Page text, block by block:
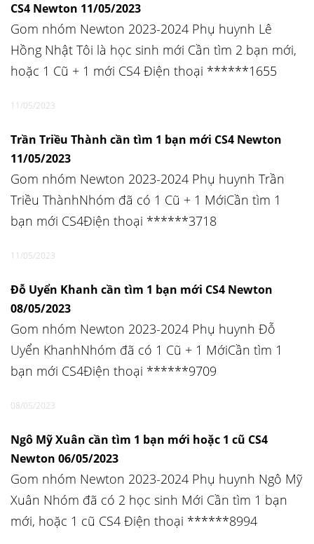
CS4 Newton 11/05/2023
Gom nhóm Newton 2023-2024 Phụ huynh Lê
Hồng Nhật Tôi là học sinh mới Cần tìm 2 bạn mới,
hoặc 1 Cũ + 1 mới CS4 Điện thoại ******1655
11/05/2023
Trần Triều Thành cần tìm 1 bạn mới CS4 Newton
11/05/2023
Gom nhóm Newton 2023-2024 Phụ huynh Trần
Triều ThànhNhóm đã có 1 Cũ + 1 MớiCần tìm 1
bạn mới CS4Điện thoại ******3718
11/05/2023
Đỗ Uyển Khanh cần tìm 1 bạn mới CS4 Newton
08/05/2023
Gom nhóm Newton 2023-2024 Phụ huynh Đỗ
Uyển KhanhNhóm đã có 1 Cũ + 1 MớiCần tìm 1
bạn mới CS4Điện thoại ******9709
08/05/2023
Ngô Mỹ Xuân cần tìm 1 bạn mới hoặc 1 cũ CS4
Newton 06/05/2023
Gom nhóm Newton 2023-2024 Phụ huynh Ngô Mỹ
Xuân Nhóm đã có 2 học sinh Mới Cần tìm 1 bạn
mới, hoặc 1 cũ CS4 Điện thoại ******8994